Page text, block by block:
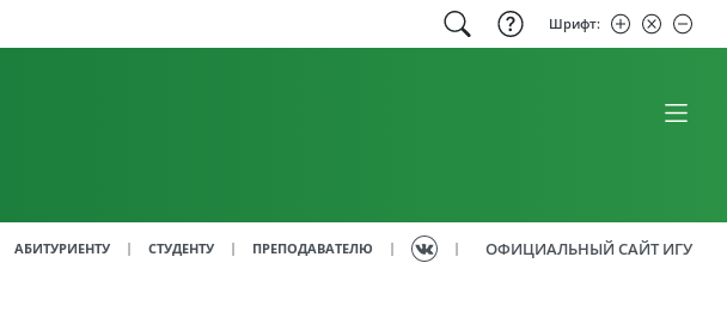
Шрифт:
АБИТУРИЕНТУ | СТУДЕНТУ | ПРЕПОДАВАТЕЛЮ | | ОФИЦИАЛЬНЫЙ САЙТ ИГУ